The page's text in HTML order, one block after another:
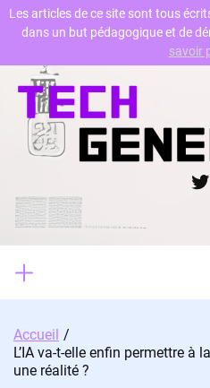
Skip
content
Accueil
L’IA va-t-elle enfin permettre à
une réalité ?
Les articles de ce site sont tous
dans un but pédagogique et de
savoir